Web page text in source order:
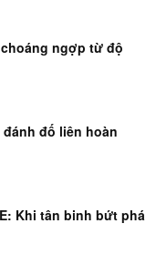
choáng ngợp từ độ
đánh đố liên hoàn
Khi tân binh bứt phá